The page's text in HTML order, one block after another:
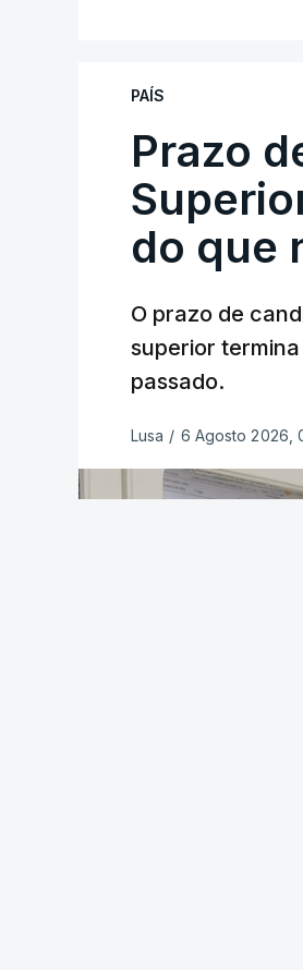
PAÍS
Prazo
do que
O prazo de
superior
passado.
Lusa / 6 Agosto 2026,